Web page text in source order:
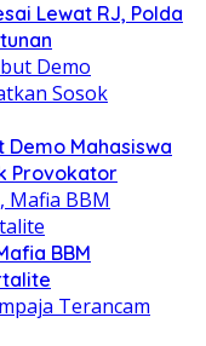
Lewat RJ, Polda
Demo Mahasiswa
Provokator
BBM